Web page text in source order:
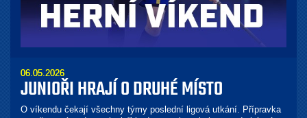
06.05.2026
JUNIOŘI HRAJÍ O DRUHÉ MÍSTO
O víkendu čekají všechny týmy poslední ligová utkání. Přípravka